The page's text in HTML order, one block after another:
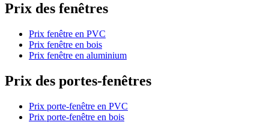
Prix des fenêtres
Prix fenêtre en PVC
Prix fenêtre en bois
Prix fenêtre en aluminium
Prix des portes-fenêtres
Prix porte-fenêtre en PVC
Prix porte-fenêtre en bois